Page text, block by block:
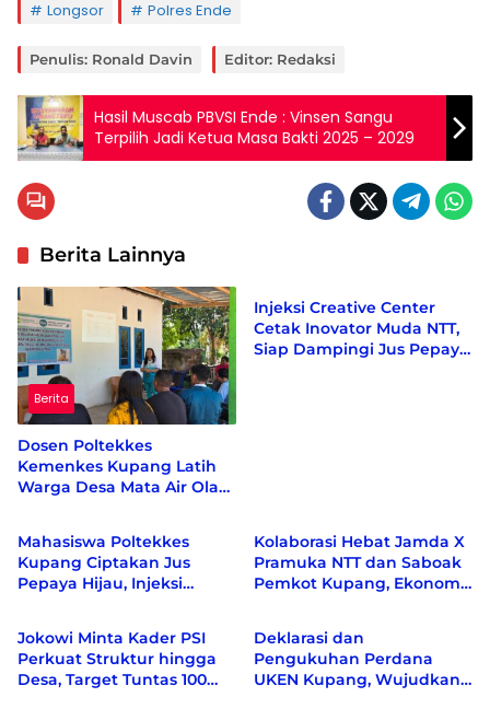
Longsor Polres Ende
Penulis: Ronald Davin Editor: Redaksi
Hasil Muscab PBVSI Ende : Vinsen Sangu
Terpilih Jadi Ketua Masa Bakti 2025 – 2029
Berita Lainnya
Berita
Dosen Poltekkes
Kemenkes Kupang Latih
Warga Desa Mata Air Olah
Injeksi Creative Center
Cetak Inovator Muda NTT,
Siap Dampingi Jus Pepaya
Berita
Mahasiswa Poltekkes
Kupang Ciptakan Jus
Pepaya Hijau, Injeksi
Kolaborasi Hebat Jamda X
Pramuka NTT dan Saboak
Pemkot Kupang, Ekonomi
Berita
Jokowi Minta Kader PSI
Perkuat Struktur hingga
Desa, Target Tuntas 100
Berita
Deklarasi dan
Pengukuhan Perdana
UKEN Kupang, Wujudkan